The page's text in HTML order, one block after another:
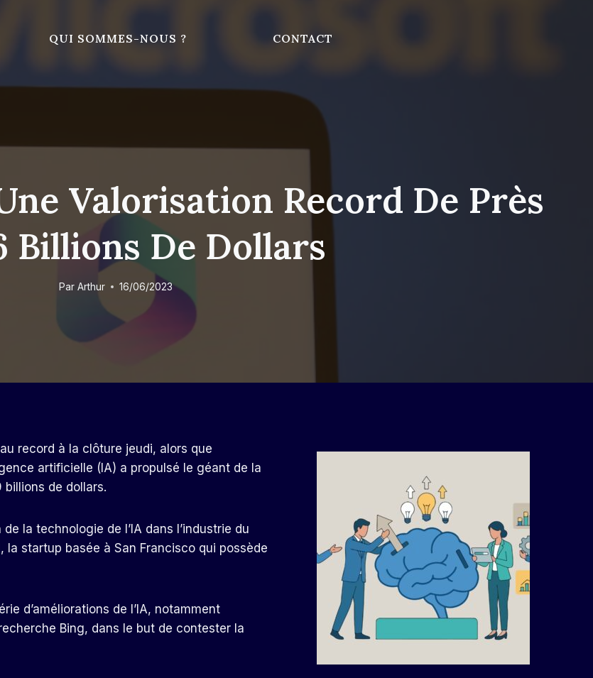
QUI SOMMES-NOUS ? CONTACT
Valorisation Record De Près
Billions De Dollars
Par Arthur 16/06/2023
record à la clôture jeudi, alors que
artificielle (IA) a propulsé le géant de la
de dollars.
la technologie de l’IA dans l’industrie du
startup basée à San Francisco qui possède
d’améliorations de l’IA, notamment
Bing, dans le but de contester la